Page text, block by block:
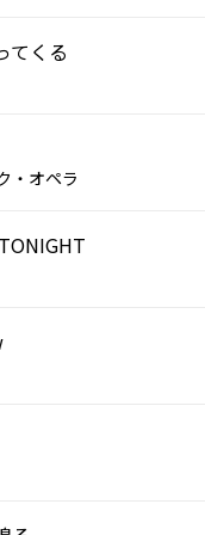
てくる
・オペラ